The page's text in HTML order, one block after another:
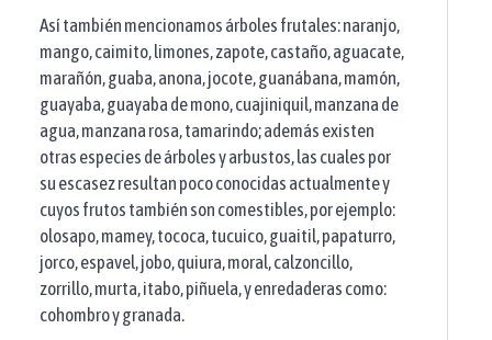
Así también mencionamos árboles frutales: naranjo,
mango, caimito, limones, zapote, castaño, aguacate,
marañón, guaba, anona, jocote, guanábana, mamón,
guayaba, guayaba de mono, cuajiniquil, manzana de
agua, manzana rosa, tamarindo; además existen
otras especies de árboles y arbustos, las cuales por
su escasez resultan poco conocidas actualmente y
cuyos frutos también son comestibles, por ejemplo:
olosapo, mamey, tococa, tucuico, guaitil, papaturro,
jorco, espavel, jobo, quiura, moral, calzoncillo,
zorrillo, murta, itabo, piñuela, y enredaderas como:
cohombro y granada.